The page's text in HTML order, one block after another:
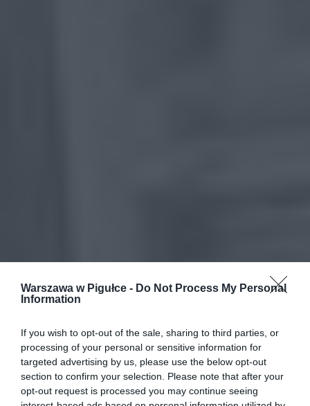
Warszawa w Pigułce - Do Not Process My Personal
Information
If you wish to opt-out of the sale, sharing to third parties, or
processing of your personal or sensitive information for
targeted advertising by us, please use the below opt-out
section to confirm your selection. Please note that after your
opt-out request is processed you may continue seeing